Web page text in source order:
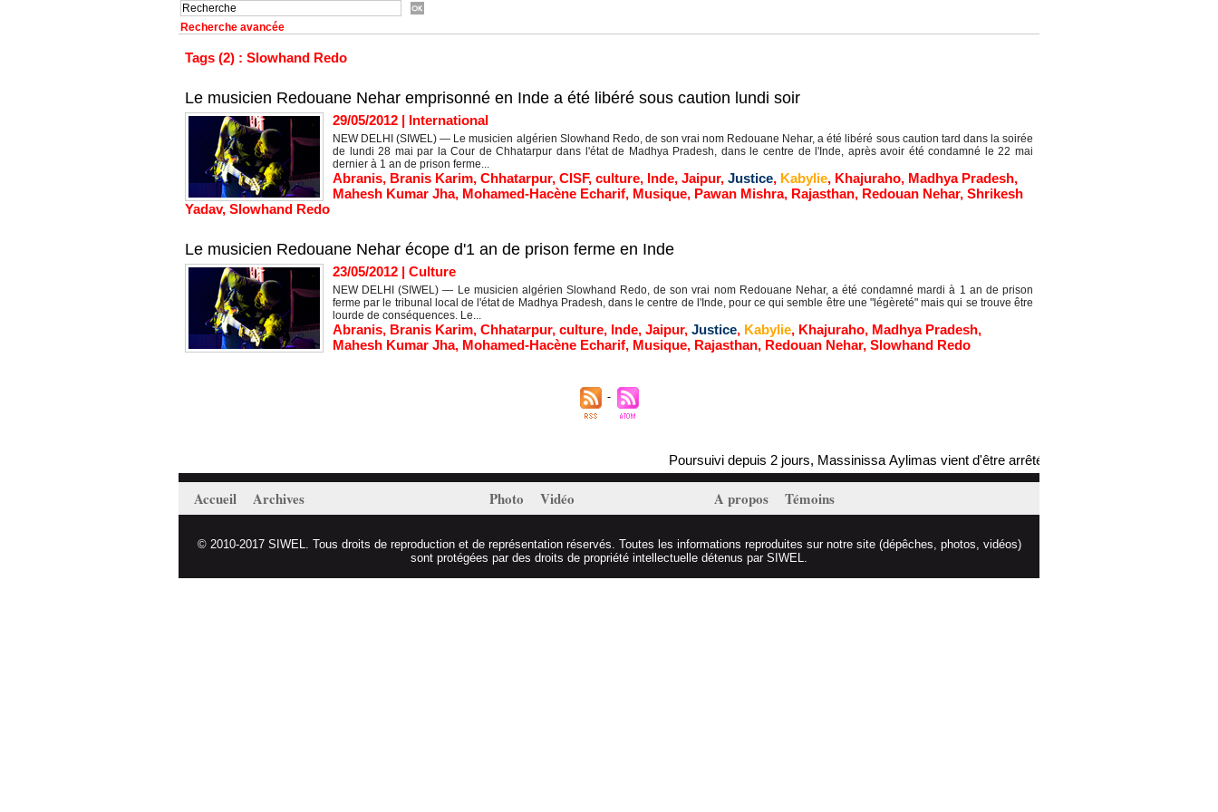
Recherche avancée
Tags (2) : Slowhand Redo
Le musicien Redouane Nehar emprisonné en Inde a été libéré sous caution lundi soir
29/05/2012 | International
NEW DELHI (SIWEL) — Le musicien algérien Slowhand Redo, de son vrai nom Redouane Nehar, a été libéré sous caution tard dans la soirée
de lundi 28 mai par la Cour de Chhatarpur dans l'état de Madhya Pradesh, dans le centre de l'Inde, après avoir été condamné le 22 mai
dernier à 1 an de prison ferme...
Abranis, Branis Karim, Chhatarpur, CISF, culture, Inde, Jaipur, Justice, Kabylie, Khajuraho, Madhya Pradesh,
Mahesh Kumar Jha, Mohamed-Hacène Echarif, Musique, Pawan Mishra, Rajasthan, Redouan Nehar, Shrikesh
Yadav, Slowhand Redo
Le musicien Redouane Nehar écope d'1 an de prison ferme en Inde
23/05/2012 | Culture
NEW DELHI (SIWEL) — Le musicien algérien Slowhand Redo, de son vrai nom Redouane Nehar, a été condamné mardi à 1 an de prison
ferme par le tribunal local de l'état de Madhya Pradesh, dans le centre de l'Inde, pour ce qui semble être une "légèreté" mais qui se trouve être
lourde de conséquences. Le...
Abranis, Branis Karim, Chhatarpur, culture, Inde, Jaipur, Justice, Kabylie, Khajuraho, Madhya Pradesh,
Mahesh Kumar Jha, Mohamed-Hacène Echarif, Musique, Rajasthan, Redouan Nehar, Slowhand Redo
Poursuivi depuis 2 jours, Massinissa Aylimas vient d'être arrêté par les autorités coloniales
Accueil Archives Photo Vidéo A propos Témoins
© 2010-2017 SIWEL. Tous droits de reproduction et de représentation réservés. Toutes les informations reproduites sur notre site (dépêches, photos, vidéos)
sont protégées par des droits de propriété intellectuelle détenus par SIWEL.